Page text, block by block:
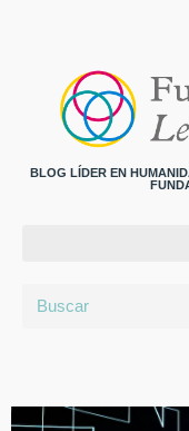
BLOG LÍDER EN